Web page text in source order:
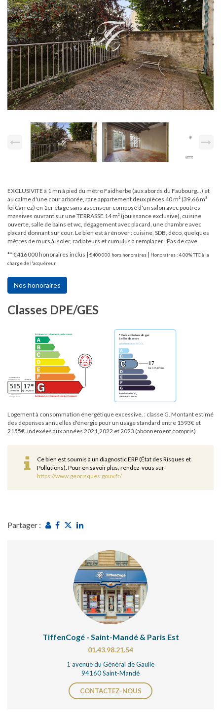
EXCLUSIVITE à 1 mn à pied du métro Faidherbe (aux abords du Faubourg...) et
au calme d'une cour arborée, rare appartement deux pièces 40 m² (39,66 m²
loi Carrez) en 1er étage sans ascenseur composé d'un salon avec poutres
massives ouvrant sur une TERRASSE 14 m² (jouissance exclusive), cuisine
ouverte, salle de bains et wc, dégagement avec placard, une chambre avec
placard donnant sur cour. Le bien est à rénover : cuisine, SDB, déco, quelques
mètres de murs à isoler, radiateurs et cumulus à remplacer . Pas de cave.
** €416 000honoraires inclus | €400 000 hors honoraires | Honoraires : 4.00% TTC à la
charge de l'acquéreur
Nos honoraires
Classes DPE/GES
Logement à consommation énergétique excessive. : classe G. Montant estimé
des dépenses annuelles d'énergie pour un usage standard entre 1593€ et
2155€. indexées aux années 2021,2022 et 2023 (abonnement compris).
Ce bien est soumis à un diagnostic ERP (État des Risques et
Pollutions). Pour en savoir plus, rendez-vous sur
https://www.georisques.gouv.fr/
Partager :
TiffenCogé - Saint-Mandé & Paris Est
01.43.98.21.54
1 avenue du Général de Gaulle
94160 Saint-Mandé
CONTACTEZ-NOUS